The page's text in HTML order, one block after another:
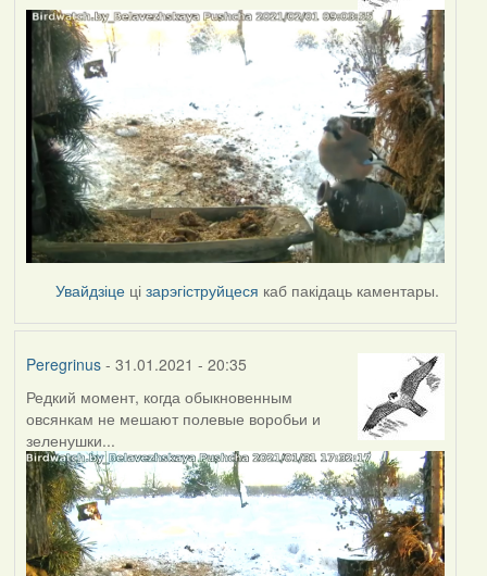
Увайдзіце цізарэгіструйцеся каб пакідаць каментары.
Peregrinus- 31.01.2021 - 20:35
Редкий момент, когда обыкновенным
овсянкам не мешают полевые воробьи и
зеленушки...